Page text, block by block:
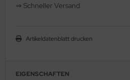
⇒ ️ Schneller Versand
Artikeldatenblatt drucken
EIGENSCHAFTEN